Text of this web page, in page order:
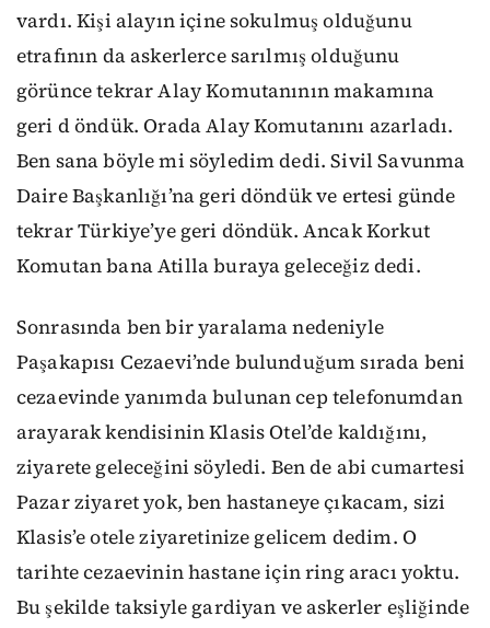
vardı. Kişi alayın içine sokulmuş olduğunu
etrafının da askerlerce sarılmış olduğunu
görünce tekrar Alay Komutanının makamına
geri d öndük. Orada Alay Komutanını azarladı.
Ben sana böyle mi söyledim dedi. Sivil Savunma
Daire Başkanlığı’na geri döndük ve ertesi günde
tekrar Türkiye’ye geri döndük. Ancak Korkut
Komutan bana Atilla buraya geleceğiz dedi.
Sonrasında ben bir yaralama nedeniyle
Paşakapısı Cezaevi’nde bulunduğum sırada beni
cezaevinde yanımda bulunan cep telefonumdan
arayarak kendisinin Klasis Otel’de kaldığını,
ziyarete geleceğini söyledi. Ben de abi cumartesi
Pazar ziyaret yok, ben hastaneye çıkacam, sizi
Klasis’e otele ziyaretinize gelicem dedim. O
tarihte cezaevinin hastane için ring aracı yoktu.
Bu şekilde taksiyle gardiyan ve askerler eşliğinde